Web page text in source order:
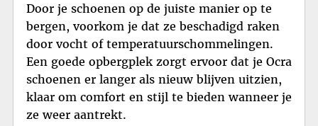
Door je schoenen op de juiste manier op te
bergen, voorkom je dat ze beschadigd raken
door vocht of temperatuurschommelingen.
Een goede opbergplek zorgt ervoor dat je Ocra
schoenen er langer als nieuw blijven uitzien,
klaar om comfort en stijl te bieden wanneer je
ze weer aantrekt.